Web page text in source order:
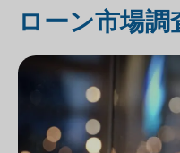
ローン市場